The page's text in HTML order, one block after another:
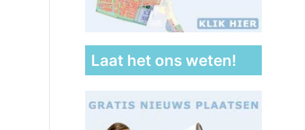
Laat het ons weten!